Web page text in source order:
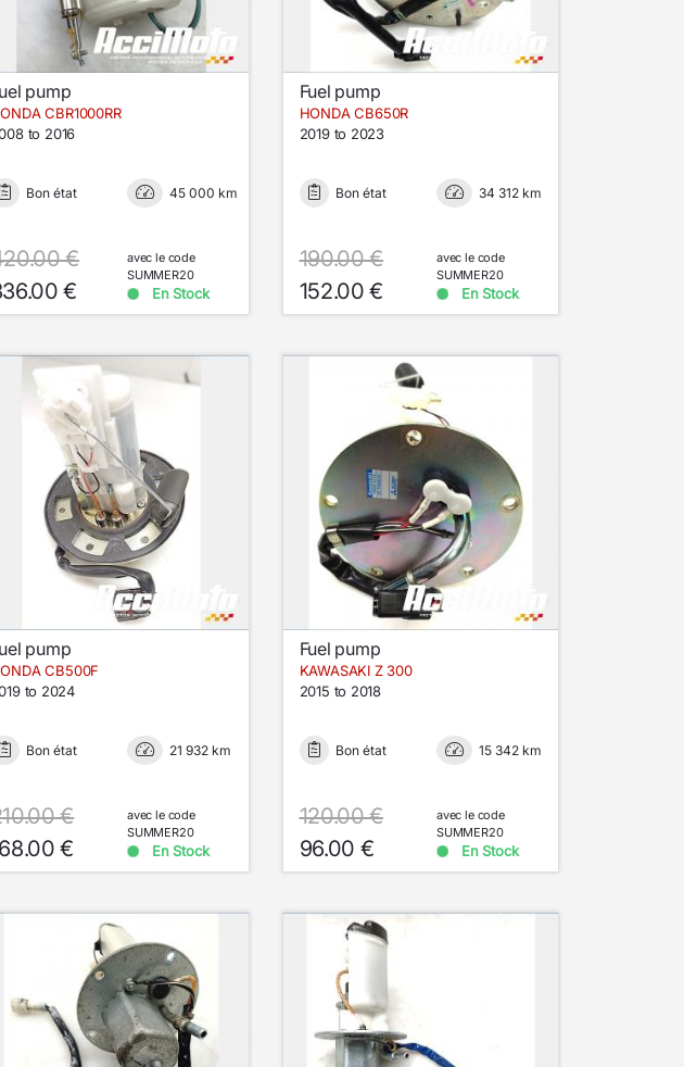
pump
CBR1000RR
to 2016
Bon état 45 000 km
€
€
avec le code
SUMMER20
En Stock
Fuel pump
HONDA CB650R
2019 to 2023
Bon état 34 312 km
190.00 €
152.00 €
avec le code
SUMMER20
En Stock
pump
CB500F
to 2024
Bon état 21 932 km
€
€
avec le code
SUMMER20
En Stock
Fuel pump
KAWASAKI Z 300
2015 to 2018
Bon état 15 342 km
120.00 €
96.00 €
avec le code
SUMMER20
En Stock